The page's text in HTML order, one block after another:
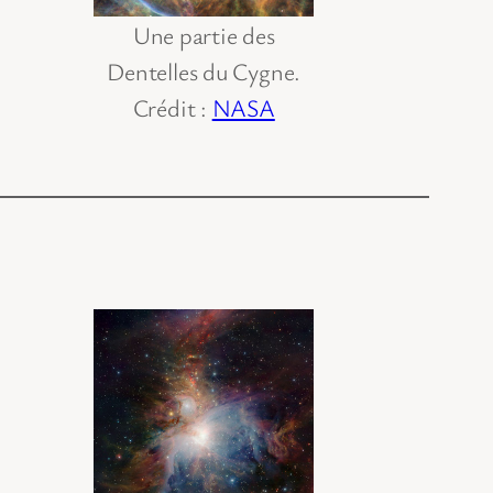
Une partie des
Dentelles du Cygne.
Crédit : NASA